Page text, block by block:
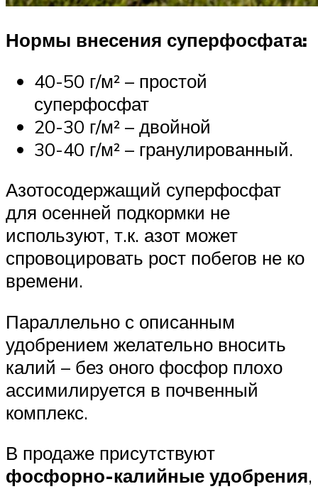
Нормы внесения суперфосфата:
40-50 г/м² – простой
суперфосфат
20-30 г/м² – двойной
30-40 г/м² – гранулированный.
Азотосодержащий суперфосфат
для осенней подкормки не
используют, т.к. азот может
спровоцировать рост побегов не ко
времени.
Параллельно с описанным
удобрением желательно вносить
калий – без оного фосфор плохо
ассимилируется в почвенный
комплекс.
В продаже присутствуют
фосфорно-калийные удобрения,